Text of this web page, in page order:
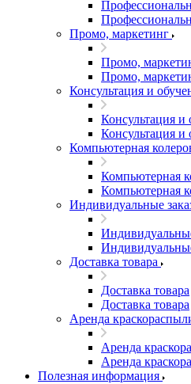
Промо, маркетинг
Промо,
Промо,
Консультация и
Консультация и
Консультация и
Компьютерная
Компьютерная
Компьютерная
Индивидуальные
Доставка товара
Доставка товара
Доставка товара
Аренда
Аренда
Аренда
Полезная информация